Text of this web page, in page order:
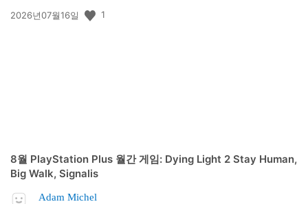
공
2026년07월16일 1
8월 PlayStation Plus 월간 게임: Dying Light 2 Stay Human,
Big Walk, Signalis
Adam Michel